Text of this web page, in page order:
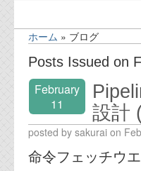
ニュース
業務内容
機能安全コンサルテ
会社案内
ホーム » ブログ
Posts Issued on
February
11
設計
posted by sakurai on
命令フェッチウ